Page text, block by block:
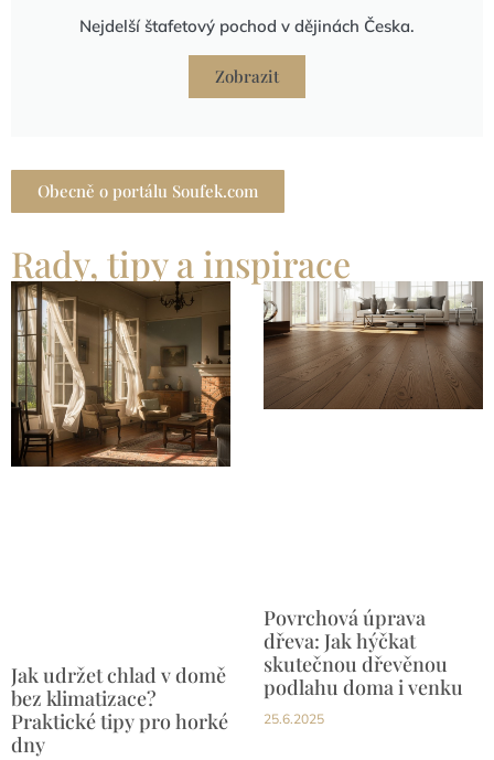
Nejdelší štafetový pochod v dějinách Česka.
Zobrazit
Obecně o portálu Soufek.com
Rady, tipy a inspirace
Jak udržet chlad v domě
bez klimatizace?
Praktické tipy pro horké
dny
Povrchová úprava
dřeva: Jak hýčkat
skutečnou dřevěnou
podlahu doma i venku
25.6.2025